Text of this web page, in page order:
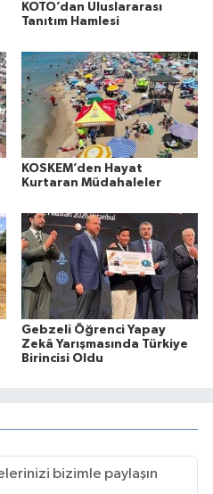
KOTO’dan Uluslararası
Tanıtım Hamlesi
KOSKEM’den Hayat
Kurtaran Müdahaleler
Gebzeli Öğrenci Yapay
Zekâ Yarışmasında Türkiye
Birincisi Oldu